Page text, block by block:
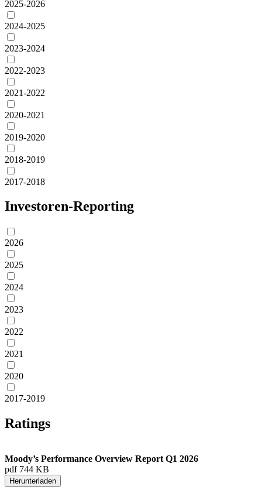
2025-2026
2024-2025
2023-2024
2022-2023
2021-2022
2020-2021
2019-2020
2018-2019
2017-2018
Investoren-Reporting
2026
2025
2024
2023
2022
2021
2020
2017-2019
Ratings
Moody’s Performance Overview Report Q1 2026
pdf 744 KB
Herunterladen